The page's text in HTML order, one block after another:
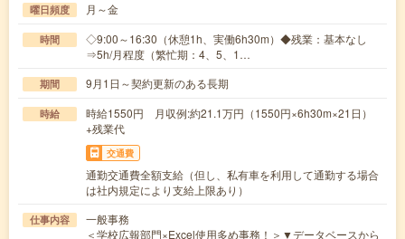
曜日頻度 月～金
時間
◇9:00～16:30（休憩1h、実働6h30m）◆残業：基本なし
⇒5h/月程度（繁忙期：4、5、1…
期間 9月1日～契約更新のある長期
時給
時給1550円 月収例:約21.1万円（1550円×6h30m×21日）
+残業代
交通費
通勤交通費全額支給（但し、私有車を利用して通勤する場合
は社内規定により支給上限あり）
仕事内容
一般事務
＜学校広報部門×Excel使用多め事務！＞▼データベースから